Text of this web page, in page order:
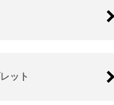
ット